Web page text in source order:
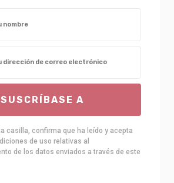
SUSCRÍBASE A
casilla, confirma que ha leído y acepta
de uso relativas al
de los datos enviados a través de este